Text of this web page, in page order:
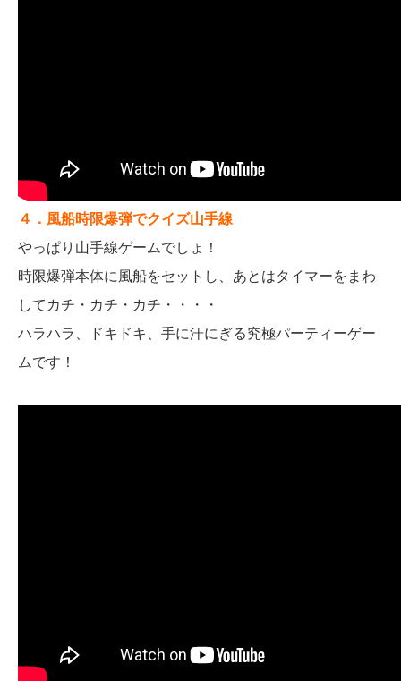
４．風船時限爆弾でクイズ山手線
やっぱり山手線ゲームでしょ！
時限爆弾本体に風船をセットし、あとはタイマーをまわ
してカチ・カチ・カチ・・・・
ハラハラ、ドキドキ、手に汗にぎる究極パーティーゲー
ムです！